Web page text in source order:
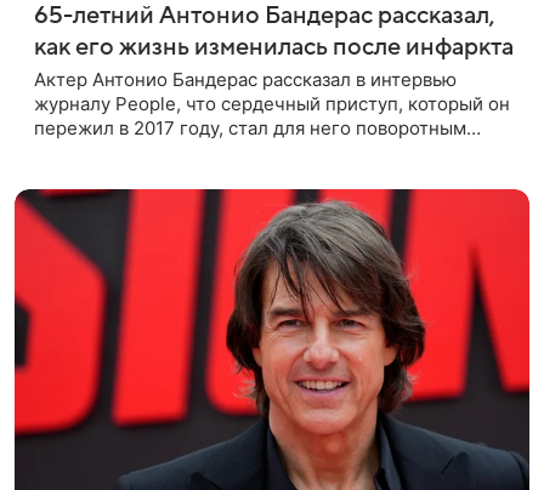
65-летний Антонио Бандерас рассказал,
как его жизнь изменилась после инфаркта
Актер Антонио Бандерас рассказал в интервью
журналу People, что сердечный приступ, который он
пережил в 2017 году, стал для него поворотным